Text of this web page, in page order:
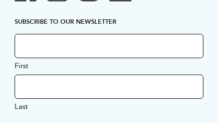
SUBSCRIBE TO OUR NEWSLETTER
First
Last